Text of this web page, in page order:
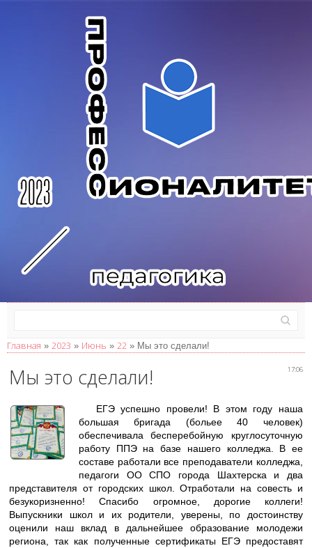
Главная » 2023 » Июнь » 22 » Мы это сделали!
17:06
Мы это сделали!
ЕГЭ успешно провели! В этом году наша
большая бригада (больее 40 человек)
обеспечивала бесперебойную круглосуточную
работу ППЭ на базе нашего колледжа. В ее
составе работали все преподаватели колледжа,
педагоги ОО СПО города Шахтерска и два
представителя от городских школ. Отработали на совесть и
безукоризненно! Спасибо огромное, дорогие коллеги!
Выпускники школ и их родители, уверены, по достоинству
оценили наш вклад в дальнейшее образование молодежи
региона, так как полученные сертификаты ЕГЭ предоставят